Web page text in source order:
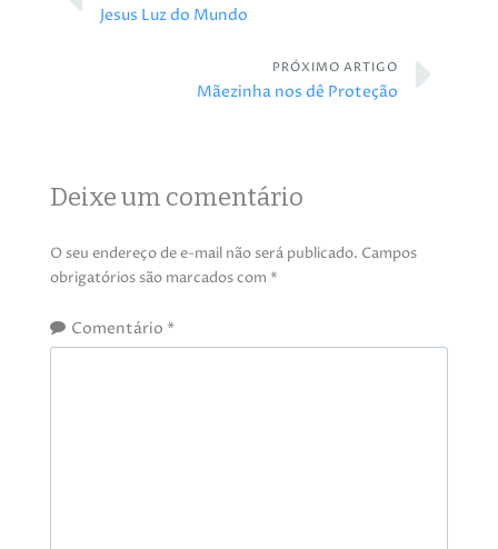
Jesus Luz do Mundo
PRÓXIMO ARTIGO
Mãezinha nos dê Proteção
Deixe um comentário
O seu endereço de e-mail não será publicado. Campos
obrigatórios são marcados com *
Comentário *